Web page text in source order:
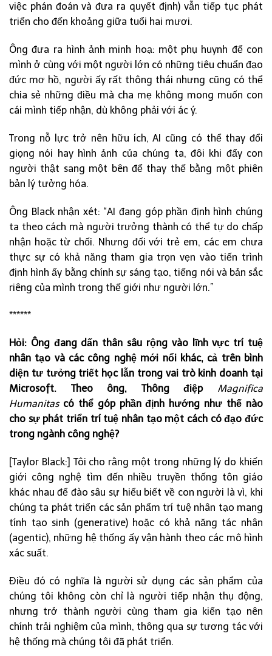
việc phán đoán và đưa ra quyết định) vẫn tiếp tục phát
triển cho đến khoảng giữa tuổi hai mươi.
Ông đưa ra hình ảnh minh hoạ: một phụ huynh để con
mình ở cùng với một người lớn có những tiêu chuẩn đạo
đức mơ hồ, người ấy rất thông thái nhưng cũng có thể
chia sẻ những điều mà cha mẹ không mong muốn con
cái mình tiếp nhận, dù không phải với ác ý.
Trong nỗ lực trở nên hữu ích, AI cũng có thể thay đổi
giọng nói hay hình ảnh của chúng ta, đôi khi đẩy con
người thật sang một bên để thay thế bằng một phiên
bản lý tưởng hóa.
Ông Black nhận xét: “AI đang góp phần định hình chúng
ta theo cách mà người trưởng thành có thể tự do chấp
nhận hoặc từ chối. Nhưng đối với trẻ em, các em chưa
thực sự có khả năng tham gia trọn vẹn vào tiến trình
định hình ấy bằng chính sự sáng tạo, tiếng nói và bản sắc
riêng của mình trong thế giới như người lớn.”
******
Hỏi: Ông đang dấn thân sâu rộng vào lĩnh vực trí tuệ
nhân tạo và các công nghệ mới nổi khác, cả trên bình
diện tư tưởng triết học lẫn trong vai trò kinh doanh tại
Microsoft. Theo ông, Thông điệp Magnifica
Humanitascó thể góp phần định hướng như thế nào
cho sự phát triển trí tuệ nhân tạo một cách có đạo đức
trong ngành công nghệ?
[Taylor Black:] Tôi cho rằng một trong những lý do khiến
giới công nghệ tìm đến nhiều truyền thống tôn giáo
khác nhau để đào sâu sự hiểu biết về con người là vì, khi
chúng ta phát triển các sản phẩm trí tuệ nhân tạo mang
tính tạo sinh (generative) hoặc có khả năng tác nhân
(agentic), những hệ thống ấy vận hành theo các mô hình
xác suất.
Điều đó có nghĩa là người sử dụng các sản phẩm của
chúng tôi không còn chỉ là người tiếp nhận thụ động,
nhưng trở thành người cùng tham gia kiến tạo nên
chính trải nghiệm của mình, thông qua sự tương tác với
hệ thống mà chúng tôi đã phát triển.